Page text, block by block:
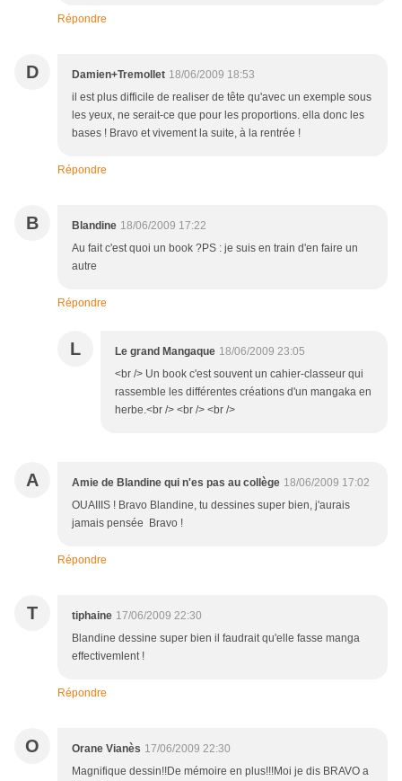
Répondre
D Damien+Tremollet 18/06/2009 18:53
il est plus difficile de realiser de tête qu'avec un exemple sous
les yeux, ne serait-ce que pour les proportions. ella donc les
bases ! Bravo et vivement la suite, à la rentrée !
Répondre
B Blandine 18/06/2009 17:22
Au fait c'est quoi un book ?PS : je suis en train d'en faire un
autre
Répondre
L Le grand Mangaque 18/06/2009 23:05
<br /> Un book c'est souvent un cahier-classeur qui
rassemble les différentes créations d'un mangaka en
herbe.<br /> <br /> <br />
A Amie de Blandine qui n'es pas au collège 18/06/2009 17:02
OUAIIIS ! Bravo Blandine, tu dessines super bien, j'aurais
jamais pensée Bravo !
Répondre
T tiphaine 17/06/2009 22:30
Blandine dessine super bien il faudrait qu'elle fasse manga
effectivemlent !
Répondre
O Orane Vianès 17/06/2009 22:30
Magnifique dessin!!De mémoire en plus!!!Moi je dis BRAVO a